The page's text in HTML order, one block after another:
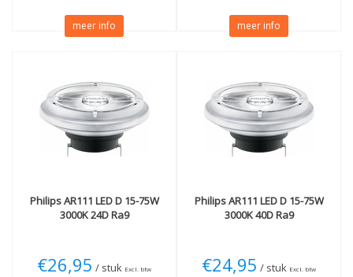
meer info meer info
PhilipsAR111 LED D 15-75W
3000K 24D Ra9
€26,95 / stuk Excl. btw
PhilipsAR111 LED D 15-75W
3000K 40D Ra9
€24,95 / stuk Excl. btw